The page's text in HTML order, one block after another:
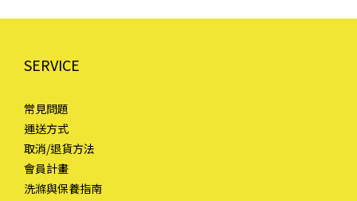
SERVICE
常見問題
運送方式
取消/退貨方法
會員計畫
洗滌與保養指南